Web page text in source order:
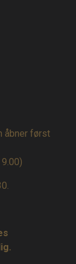
åbner først